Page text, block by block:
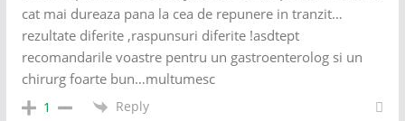
cat mai dureaza pana la cea de repunere in tranzit…
rezultate diferite ,raspunsuri diferite !asdtept
recomandarile voastre pentru un gastroenterolog si un
chirurg foarte bun…multumesc
1 Reply